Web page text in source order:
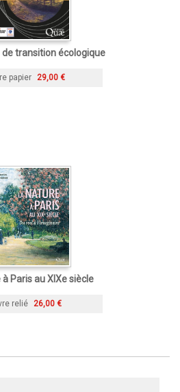
transition écologique
papier 29,00 €
à Paris au XIXe siècle
relié 26,00 €